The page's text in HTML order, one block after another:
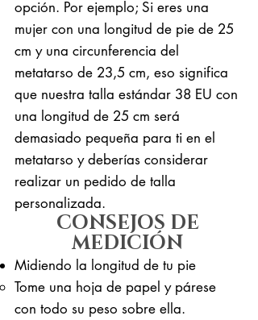
opción. Por ejemplo; Si eres una
mujer con una longitud de pie de 25
cm y una circunferencia del
metatarso de 23,5 cm, eso significa
que nuestra talla estándar 38 EU con
una longitud de 25 cm será
demasiado pequeña para ti en el
metatarso y deberías considerar
realizar un pedido de talla
personalizada.
CONSEJOS DE
MEDICIÓN
Midiendo la longitud de tu pie
Tome una hoja de papel y párese
con todo su peso sobre ella. ​